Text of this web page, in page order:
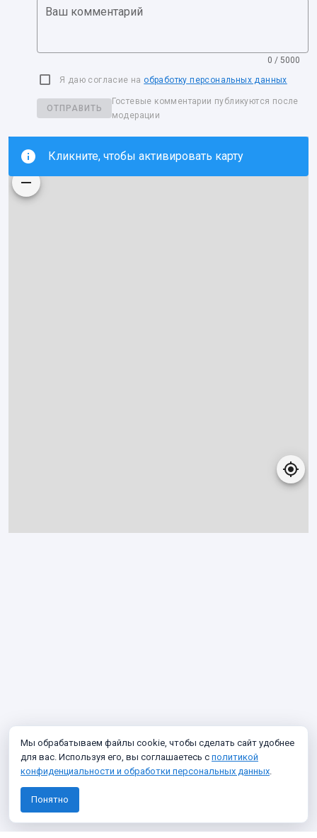
Ваш комментарий
0 / 5000
Я даю согласие на обработку персональных данных
ОТПРАВИТЬ
Гостевые комментарии публикуются после
модерации
Кликните, чтобы активировать карту
Мы обрабатываем файлы cookie, чтобы сделать сайт удобнее
для вас. Используя его, вы соглашаетесь с политикой
конфиденциальности и обработки персональных данных.
Понятно